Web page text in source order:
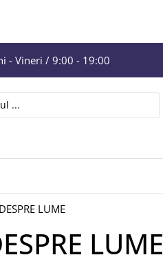
- Vineri / 9:00 - 19:00
LUME
LUME